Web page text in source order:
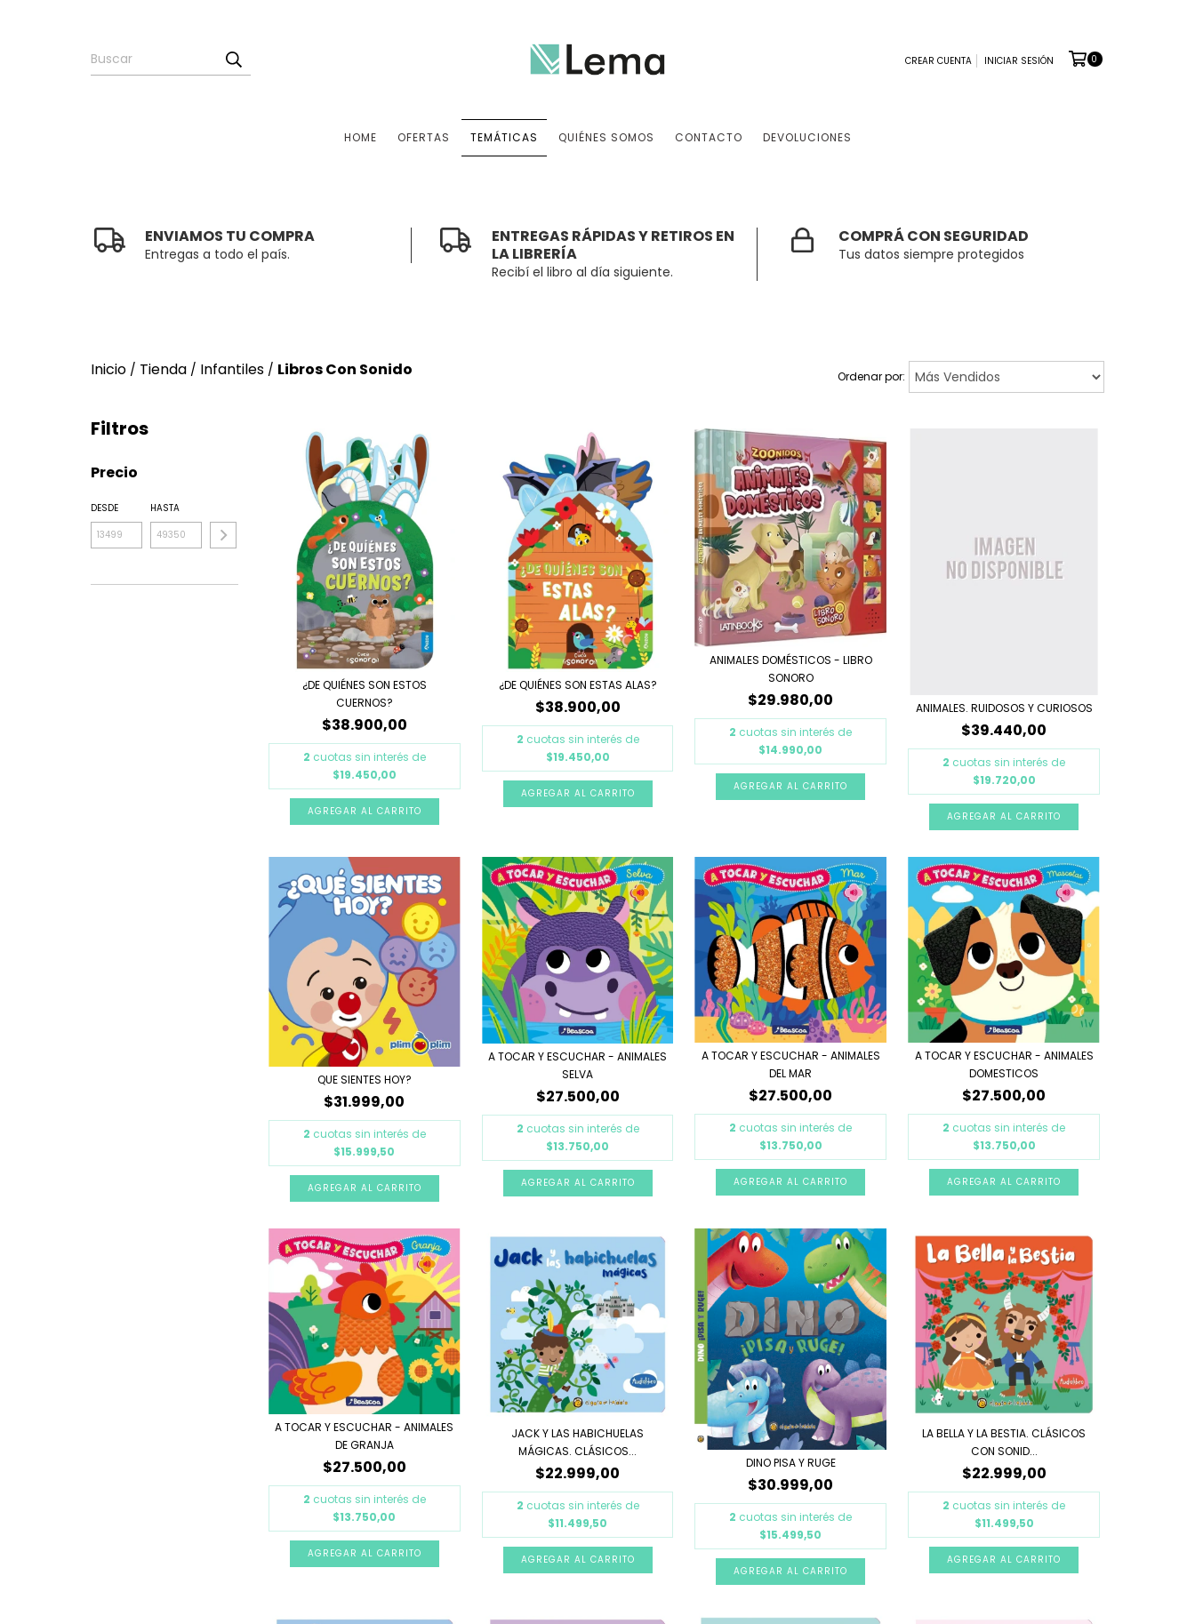
CREAR CUENTA INICIAR SESIÓN 0
HOME OFERTAS TEMÁTICAS QUIÉNES SOMOS CONTACTO DEVOLUCIONES
ENVIAMOS TU COMPRA
Entregas a todo el país.
ENTREGAS RÁPIDAS Y RETIROS EN
LA LIBRERÍA
Recibí el libro al día siguiente.
COMPRÁ CON SEGURIDAD
Tus datos siempre protegidos
Inicio / Tienda / Infantiles / Libros Con Sonido Ordenar por:
Filtros
Precio
DESDE HASTA
¿DE QUIÉNES SON ESTOS
CUERNOS?
$38.900,00
2 cuotas sin interés de
$19.450,00
¿DE QUIÉNES SON ESTAS ALAS?
$38.900,00
2 cuotas sin interés de
$19.450,00
ANIMALES DOMÉSTICOS - LIBRO
SONORO
$29.980,00
2 cuotas sin interés de
$14.990,00
ANIMALES. RUIDOSOS Y CURIOSOS
$39.440,00
2 cuotas sin interés de
$19.720,00
QUE SIENTES HOY?
$31.999,00
2 cuotas sin interés de
$15.999,50
A TOCAR Y ESCUCHAR - ANIMALES
SELVA
$27.500,00
2 cuotas sin interés de
$13.750,00
A TOCAR Y ESCUCHAR - ANIMALES
DEL MAR
$27.500,00
2 cuotas sin interés de
$13.750,00
A TOCAR Y ESCUCHAR - ANIMALES
DOMESTICOS
$27.500,00
2 cuotas sin interés de
$13.750,00
A TOCAR Y ESCUCHAR - ANIMALES
DE GRANJA
$27.500,00
2 cuotas sin interés de
$13.750,00
JACK Y LAS HABICHUELAS
MÁGICAS. CLÁSICOS...
$22.999,00
2 cuotas sin interés de
$11.499,50
DINO PISA Y RUGE
$30.999,00
2 cuotas sin interés de
$15.499,50
LA BELLA Y LA BESTIA. CLÁSICOS
CON SONID...
$22.999,00
2 cuotas sin interés de
$11.499,50